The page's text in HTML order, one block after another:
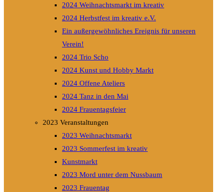
2024 Weihnachtsmarkt im kreativ
2024 Herbstfest im kreativ e.V.
Ein außergewöhnliches Ereignis für unseren
Verein!
2024 Trio Scho
2024 Kunst und Hobby Markt
2024 Offene Ateliers
2024 Tanz in den Mai
2024 Frauentagsfeier
2023 Veranstaltungen
2023 Weihnachtsmarkt
2023 Sommerfest im kreativ
Kunstmarkt
2023 Mord unter dem Nussbaum
2023 Frauentag